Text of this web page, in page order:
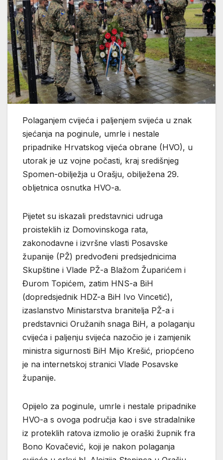
Polaganjem cvijeća i paljenjem svijeća u znak
sjećanja na poginule, umrle i nestale
pripadnike Hrvatskog vijeća obrane (HVO), u
utorak je uz vojne počasti, kraj središnjeg
Spomen-obilježja u Orašju, obilježena 29.
obljetnica osnutka HVO-a.
Pijetet su iskazali predstavnici udruga
proisteklih iz Domovinskoga rata,
zakonodavne i izvršne vlasti Posavske
županije (PŽ) predvođeni predsjednicima
Skupštine i Vlade PŽ-a Blažom Župarićem i
Đurom Topićem, zatim HNS-a BiH
(dopredsjednik HDZ-a BiH Ivo Vincetić),
izaslanstvo Ministarstva branitelja PŽ-a i
predstavnici Oružanih snaga BiH, a polaganju
cvijeća i paljenju svijeća nazočio je i zamjenik
ministra sigurnosti BiH Mijo Krešić, priopćeno
je na internetskoj stranici Vlade Posavske
županije.
Opijelo za poginule, umrle i nestale pripadnike
HVO-a s ovoga područja kao i sve stradalnike
iz proteklih ratova izmolio je oraški župnik fra
Bono Kovačević, koji je nakon polaganja